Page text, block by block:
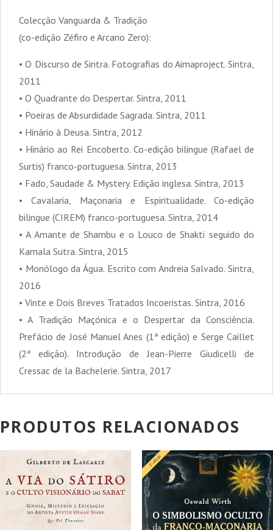
Colecção Vanguarda & Tradição
(co-edição Zéfiro e Arcano Zero):
• O Discurso de Sintra. Fotografias do Aimaproject. Sintra,
2011
• O Quadrante do Despertar. Sintra, 2011
• Poeiras de Absurdidade Sagrada. Sintra, 2011
• Hinário à Deusa. Sintra, 2012
• Hinário ao Rei Encoberto. Co-edição bilingue (Rafael de
Surtis) franco-portuguesa. Sintra, 2013
• Fado, Saudade & Mystery. Edição inglesa. Sintra, 2013
• Cavalaria, Maçonaria e Espiritualidade. Co-edição
bilingue (CIREM) franco-portuguesa. Sintra, 2014
• A Amante de Shambu e o Louco de Shakti seguido do
Kamala Sutra. Sintra, 2015
• Monólogo da Água. Escrito com Andreia Salvado. Sintra,
2016
• Vinte e Dois Breves Tratados Incoeristas. Sintra, 2016
• A Tradição Maçónica e o Despertar da Consciência.
Prefácio de José Manuel Anes (1ª edição) e Serge Caillet
(2ª edição). Introdução de Jean-Pierre Giudicelli de
Cressac de la Bachelerie. Sintra, 2017
PRODUTOS RELACIONADOS
PROMOÇÃO! PROMOÇÃO!